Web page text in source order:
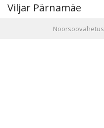
Viljar Pärnamäe
Noorsoovahetus